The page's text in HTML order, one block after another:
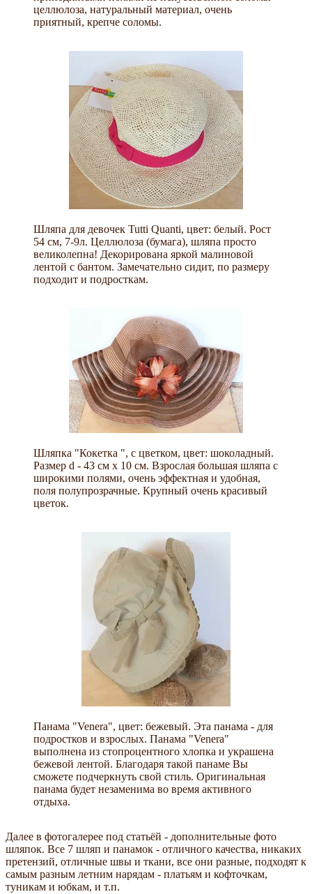
целлюлоза, натуральный материал, очень
приятный, крепче соломы.
Шляпа для девочек Tutti Quanti, цвет: белый. Рост
54 см, 7-9л. Целлюлоза (бумага), шляпа просто
великолепна! Декорирована яркой малиновой
лентой с бантом. Замечательно сидит, по размеру
подходит и подросткам.
Шляпка "Кокетка ", с цветком, цвет: шоколадный.
Размер d - 43 см х 10 см. Взрослая большая шляпа с
широкими полями, очень эффектная и удобная,
поля полупрозрачные. Крупный очень красивый
цветок.
Панама "Venera", цвет: бежевый. Эта панама - для
подростков и взрослых. Панама "Venera"
выполнена из стопроцентного хлопка и украшена
бежевой лентой. Благодаря такой панаме Вы
сможете подчеркнуть свой стиль. Оригинальная
панама будет незаменима во время активного
отдыха.
Далее в фотогалерее под статьёй - дополнительные фото
шляпок. Все 7 шляп и панамок - отличного качества, никаких
претензий, отличные швы и ткани, все они разные, подходят к
самым разным летним нарядам - платьям и кофточкам,
туникам и юбкам, и т.п.